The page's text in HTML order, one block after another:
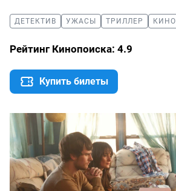
ДЕТЕКТИВ УЖАСЫ ТРИЛЛЕР КИНО
Рейтинг Кинопоиска: 4.9
Купить билеты